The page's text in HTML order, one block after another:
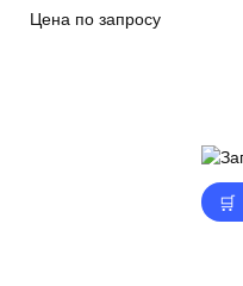
Цена по запросу